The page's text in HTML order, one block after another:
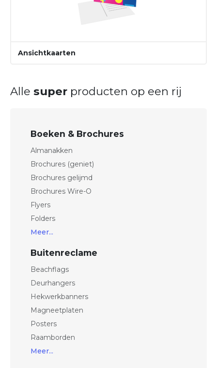
Ansichtkaarten
Alle super producten op een rij
Boeken & Brochures
Almanakken
Brochures (geniet)
Brochures gelijmd
Brochures Wire-O
Flyers
Folders
Meer...
Buitenreclame
Beachflags
Deurhangers
Hekwerkbanners
Magneetplaten
Posters
Raamborden
Meer...